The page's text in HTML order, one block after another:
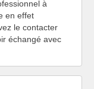
à
en effet
le contacter
échangé avec